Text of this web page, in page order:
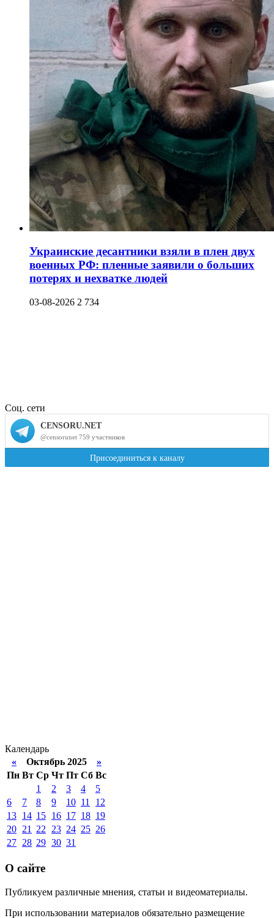
Украинские десантники взяли в плен двух
военных РФ: пленные заявили о больших
потерях и нехватке людей
03-08-2026 2 734
Соц. сети
Календарь
« Октябрь 2025 »
Пн Вт Ср Чт Пт Сб Вс
1
2 3 4
5
6
7 8 9 10 11
12
13 14 15 16 17 18 19
20 21 22 23 24 25 26
27 28 29 30 31
О сайте
Публикуем различные мнения, статьи и видеоматериалы.
При использовании материалов обязательно размещение